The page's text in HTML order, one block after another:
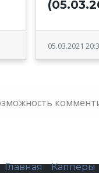
05.03.2021
Главная Капперы